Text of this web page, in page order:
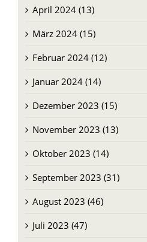
April 2024 (13)
März 2024 (15)
Februar 2024 (12)
Januar 2024 (14)
Dezember 2023 (15)
November 2023 (13)
Oktober 2023 (14)
September 2023 (31)
August 2023 (46)
Juli 2023 (47)